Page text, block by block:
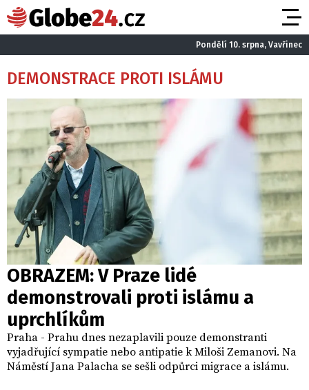
Pondělí 10. srpna, Vavřinec
DEMONSTRACE PROTI ISLÁMU
OBRAZEM: V Praze lidé
demonstrovali proti islámu a
uprchlíkům
Praha - Prahu dnes nezaplavili pouze demonstranti
vyjadřující sympatie nebo antipatie k Miloši Zemanovi. Na
Náměstí Jana Palacha se sešli odpůrci migrace a islámu.